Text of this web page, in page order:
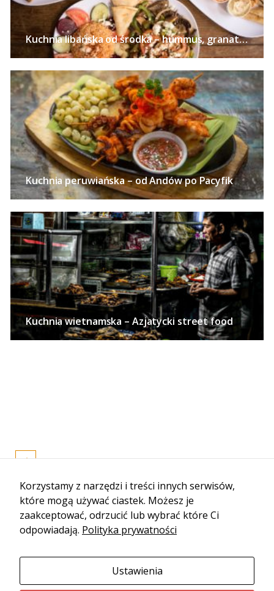
Kuchnia libańska od środka – hummus, granaty, zatar i kardamon
Kuchnia peruwiańska – od Andów po Pacyfik
Kuchnia wietnamska – Azjatycki street food
Korzystamy z narzędzi i treści innych serwisów,
które mogą używać ciastek. Możesz je
zaakceptować, odrzucić lub wybrać które Ci
odpowiadają. Polityka prywatności
Ustawienia